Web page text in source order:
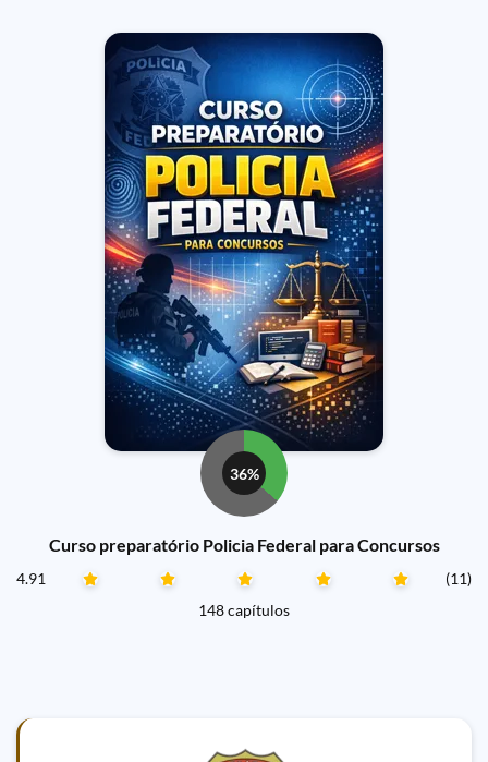
36%
Curso preparatório Policia Federal para Concursos
4.91
(11)
148 capítulos